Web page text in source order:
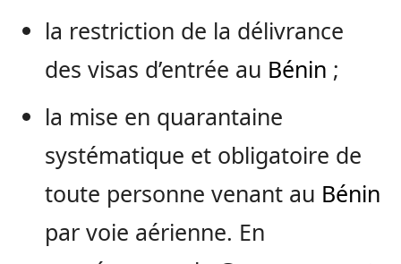
la restriction de la délivrance
des visas d’entrée au Bénin ;
la mise en quarantaine
systématique et obligatoire de
toute personne venant au Bénin
par voie aérienne. En